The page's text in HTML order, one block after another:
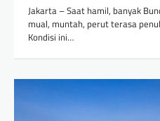
Jakarta – Saat hamil, banyak
mual, muntah, perut terasa
Kondisi ini…